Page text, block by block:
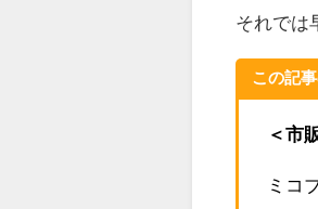
それでは
この記
＜市
ミコ